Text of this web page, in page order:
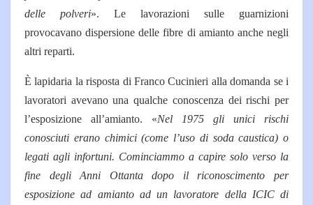
delle polveri». Le lavorazioni sulle guarnizioni
provocavano dispersione delle fibre di amianto anche negli
altri reparti.
È lapidaria la risposta di Franco Cucinieri alla domanda se i
lavoratori avevano una qualche conoscenza dei rischi per
l’esposizione all’amianto. «Nel 1975 gli unici rischi
conosciuti erano chimici (come l’uso di soda caustica) o
legati agli infortuni. Cominciammo a capire solo verso la
fine degli Anni Ottanta dopo il riconoscimento per
esposizione ad amianto ad un lavoratore della ICIC di